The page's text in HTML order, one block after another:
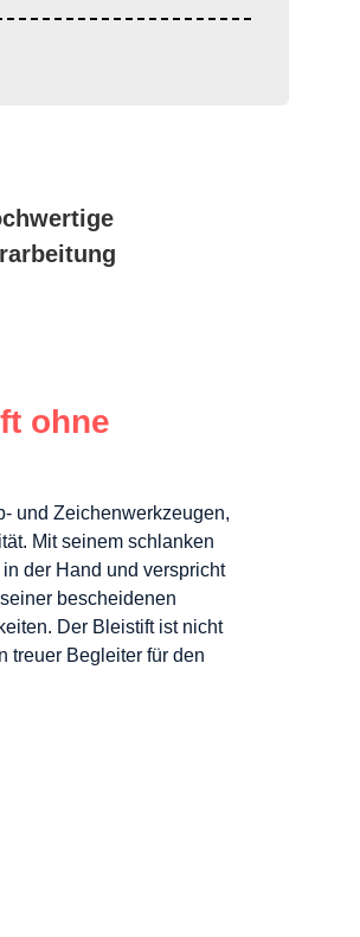
ohne
und Zeichenwerkzeugen,
Mit seinem schlanken
der Hand und verspricht
bescheidenen
Der Bleistift ist nicht
treuer Begleiter für den